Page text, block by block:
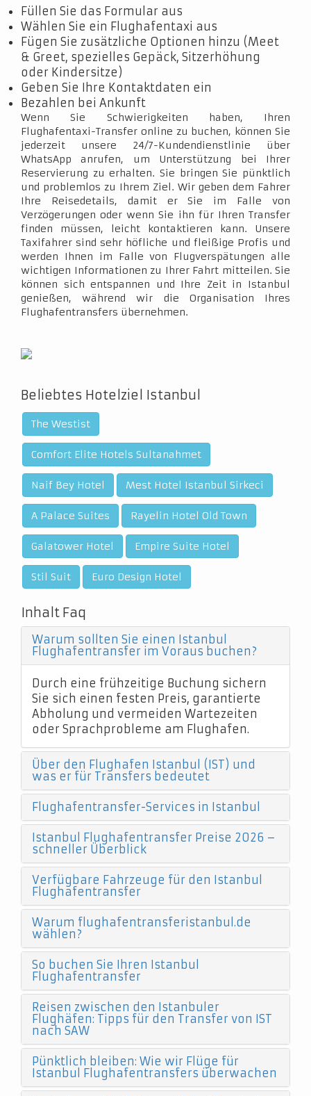
Füllen Sie das Formular aus
Wählen Sie ein Flughafentaxi aus
Fügen Sie zusätzliche Optionen hinzu (Meet
& Greet, spezielles Gepäck, Sitzerhöhung
oder Kindersitze)
Geben Sie Ihre Kontaktdaten ein
Bezahlen bei Ankunft
Wenn Sie Schwierigkeiten haben, Ihren
Flughafentaxi-Transfer online zu buchen, können Sie
jederzeit unsere 24/7-Kundendienstlinie über
WhatsApp anrufen, um Unterstützung bei Ihrer
Reservierung zu erhalten. Sie bringen Sie pünktlich
und problemlos zu Ihrem Ziel. Wir geben dem Fahrer
Ihre Reisedetails, damit er Sie im Falle von
Verzögerungen oder wenn Sie ihn für Ihren Transfer
finden müssen, leicht kontaktieren kann. Unsere
Taxifahrer sind sehr höfliche und fleißige Profis und
werden Ihnen im Falle von Flugverspätungen alle
wichtigen Informationen zu Ihrer Fahrt mitteilen. Sie
können sich entspannen und Ihre Zeit in Istanbul
genießen, während wir die Organisation Ihres
Flughafentransfers übernehmen.
Beliebtes Hotelziel Istanbul
The Westist
Comfort Elite Hotels Sultanahmet
Naif Bey Hotel Mest Hotel Istanbul Sirkeci
A Palace Suites Rayelin Hotel Old Town
Galatower Hotel Empire Suite Hotel
Stil Suit Euro Design Hotel
Inhalt Faq
Warum sollten Sie einen Istanbul
Flughafentransfer im Voraus buchen?
Durch eine frühzeitige Buchung sichern
Sie sich einen festen Preis, garantierte
Abholung und vermeiden Wartezeiten
oder Sprachprobleme am Flughafen.
Über den Flughafen Istanbul (IST) und
was er für Transfers bedeutet
Flughafentransfer-Services in Istanbul
Istanbul Flughafentransfer Preise 2026 –
schneller Überblick
Verfügbare Fahrzeuge für den Istanbul
Flughafentransfer
Warum flughafentransferistanbul.de
wählen?
So buchen Sie Ihren Istanbul
Flughafentransfer
Reisen zwischen den Istanbuler
Flughäfen: Tipps für den Transfer von IST
nach SAW
Pünktlich bleiben: Wie wir Flüge für
Istanbul Flughafentransfers überwachen